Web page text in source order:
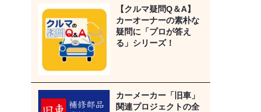
【クルマ疑問Q＆A】
カーオーナーの素朴な
疑問に「プロが答え
る」シリーズ！
カーメーカー「旧車」
関連プロジェクトの全